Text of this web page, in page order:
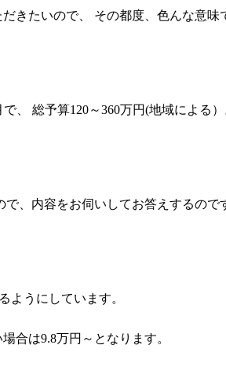
きたいので、 その都度、色んな意
、 総予算120～360万円(地域による）
、内容をお伺いしてお答えするので
ようにしています。
合は9.8万円～となります。